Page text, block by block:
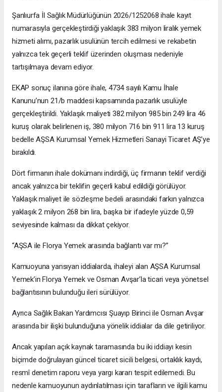
Şanlıurfa İl Sağlık Müdürlüğünün 2026/1252068 ihale kayıt
numarasıyla gerçekleştirdiği yaklaşık 383 milyon liralık yemek
hizmeti alımı, pazarlık usulünün tercih edilmesi ve rekabetin
yalnızca tek geçerli teklif üzerinden oluşması nedeniyle
tartışılmaya devam ediyor.
EKAP sonuç ilanına göre ihale, 4734 sayılı Kamu İhale
Kanunu’nun 21/b maddesi kapsamında pazarlık usulüyle
gerçekleştirildi. Yaklaşık maliyeti 382 milyon 985 bin 249 lira 46
kuruş olarak belirlenen iş, 380 milyon 716 bin 911 lira 13 kuruş
bedelle AŞSA Kurumsal Yemek Hizmetleri Sanayi Ticaret AŞ’ye
bırakıldı.
Dört firmanın ihale dokümanı indirdiği, üç firmanın teklif verdiği
ancak yalnızca bir teklifin geçerli kabul edildiği görülüyor.
Yaklaşık maliyet ile sözleşme bedeli arasındaki farkın yalnızca
yaklaşık 2 milyon 268 bin lira, başka bir ifadeyle yüzde 0,59
seviyesinde kalması da dikkat çekiyor.
“AŞSA ile Florya Yemek arasında bağlantı var mı?”
Kamuoyuna yansıyan iddialarda, ihaleyi alan AŞSA Kurumsal
Yemek’in Florya Yemek ve Osman Avşar’la ticari veya yönetsel
bağlantısının bulunduğu ileri sürülüyor.
Ayrıca Sağlık Bakan Yardımcısı Şuayıp Birinci ile Osman Avşar
arasında bir ilişki bulunduğuna yönelik iddialar da dile getiriliyor.
Ancak yapılan açık kaynak taramasında bu iki iddiayı kesin
biçimde doğrulayan güncel ticaret sicili belgesi, ortaklık kaydı,
resmî denetim raporu veya yargı kararı tespit edilemedi. Bu
nedenle kamuoyunun aydınlatılması için tarafların ve ilgili kamu